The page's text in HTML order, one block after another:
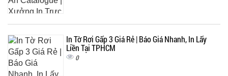
In Tờ Rơi Gấp 3 Giá Rẻ | Báo Giá Nhanh, In Lấy
Liền Tại TPHCM
0